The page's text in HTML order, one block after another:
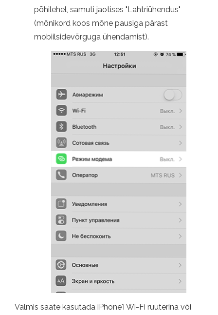
põhilehel, samuti jaotises "Lahtriühendus"
(mõnikord koos mõne pausiga pärast
mobiilsidevõrguga ühendamist).
Valmis saate kasutada iPhone'i Wi-Fi ruuterina või